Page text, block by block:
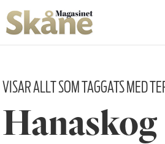
VISAR ALLT SOM TAGGATS MED
Hanaskog